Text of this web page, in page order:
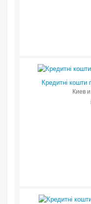
Кредитні кошти
Киев